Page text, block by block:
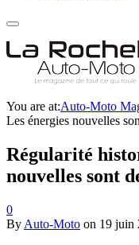
You are at:Auto-Moto
Les énergies nouvelles
Régularité
nouvelles sont
0
By Auto-Moto on 19 juin